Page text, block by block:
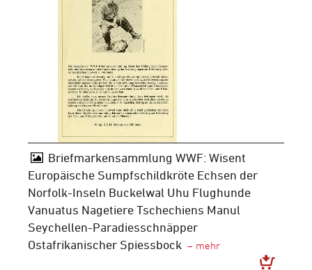
Briefmarkensammlung WWF: Wisent
Europäische Sumpfschildkröte Echsen der
Norfolk-Inseln Buckelwal Uhu Flughunde
Vanuatus Nagetiere Tschechiens Manul
Seychellen-Paradiesschnäpper
Ostafrikanischer Spiessbock